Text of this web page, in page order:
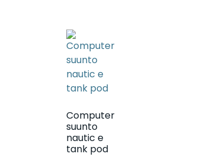
Computer
suunto
nautic e
tank pod